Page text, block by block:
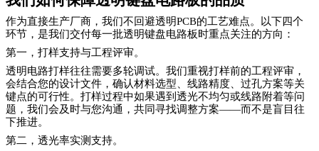
作为直接生产厂商，我们不回避透明PCB的工艺难点。以下四个
环节，是我们交付每一批透明键盘电路板时重点关注的方向：
第一，打样支持与工程评审。
透明电路打样往往需要多轮调试。我们重视打样前的工程评审，
会结合您的设计文件，确认材料选型、线路精度、过孔方案等关
键点的可行性。打样过程中如果遇到透光不均匀或线路附着等问
题，我们会及时与您沟通，共同寻找调整方案——而不是盲目往
下推进。
第二，透光率实测支持。